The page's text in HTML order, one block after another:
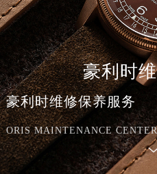
豪利时
豪利时维修保养服务
ORIS MAINTENANCE CENTER
2026年8月豪利时中国区